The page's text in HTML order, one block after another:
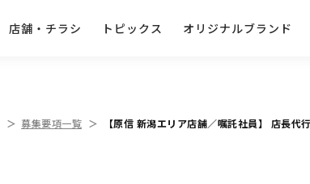
店舗・チラシ トピックス オリジナルブランド
募集要項一覧 【原信 新潟エリア店舗／嘱託社員】 店長代